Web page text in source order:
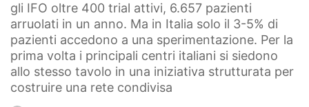
gli IFO oltre 400 trial attivi, 6.657 pazienti
arruolati in un anno. Ma in Italia solo il 3-5% di
pazienti accedono a una sperimentazione. Per la
prima volta i principali centri italiani si siedono
allo stesso tavolo in una iniziativa strutturata per
costruire una rete condivisa